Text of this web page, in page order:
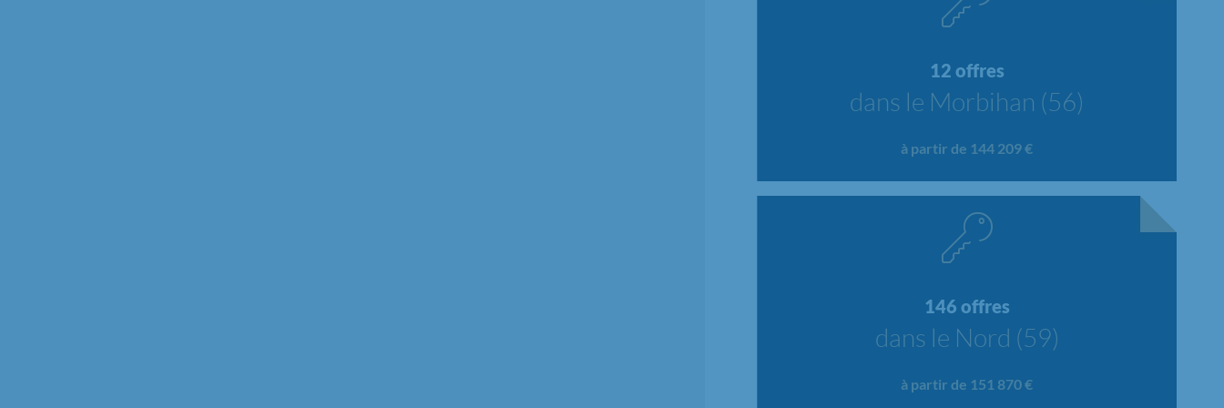
12 offres
dans le Morbihan (56)
à partir de 144 209 €
146 offres
dans le Nord (59)
à partir de 151 870 €